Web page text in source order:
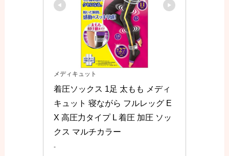
メディキュット
着圧ソックス 1足 太もも メディ
キュット 寝ながら フルレッグ E
X 高圧力タイプ L 着圧 加圧 ソッ
クス マルチカラー
-